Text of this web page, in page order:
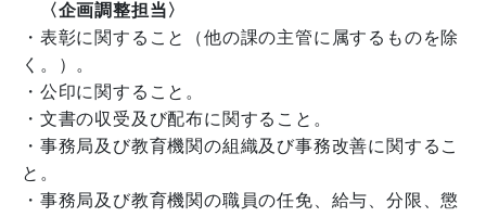
〈企画調整担当〉
・表彰に 関すること（他の課の主管に属するものを除
く。）。
・公印に関すること。
・文書の収受及び配布に関すること。
・事務局及び教育機関の組織及び事務改善に関するこ
と。
・事務局及び教育機関の職員の任免、給与、分限、懲